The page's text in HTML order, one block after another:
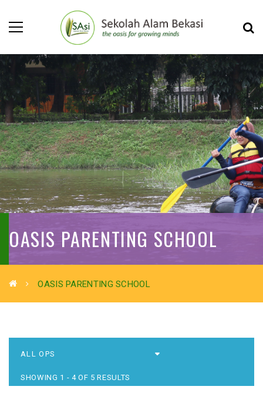
OASIS PARENTING SCHOOL
OASIS PARENTING SCHOOL
SHOWING 1 - 4 OF 5 RESULTS